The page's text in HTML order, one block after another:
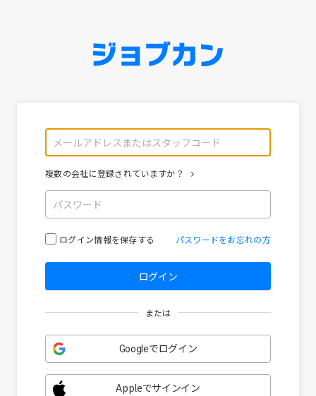
複数の会社に登録されていますか？
ログイン情報を保存する パスワードをお忘れの方
または
Googleでログイン
Appleでサインイン